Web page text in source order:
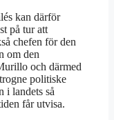
kan därför
på tur att
chefen för den
om den
och därmed
politiske
i landets så
får utvisa.